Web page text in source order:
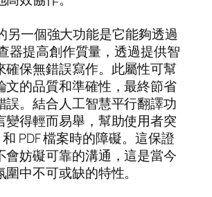
另一個強大功能是它能夠透過
器提高創作質量，透過提供智
確保無錯誤寫作。此屬性可幫
文的品質和準確性，最終節省
誤。結合人工智慧平行翻譯功
變得輕而易舉，幫助使用者突
PDF 檔案時的障礙。這保證
會妨礙可靠的溝通，這是當今
中不可或缺的特性。